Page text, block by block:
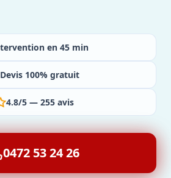
en 45 min
Devis 100% gratuit
4.8/5 — 255 avis
0472 53 24 26